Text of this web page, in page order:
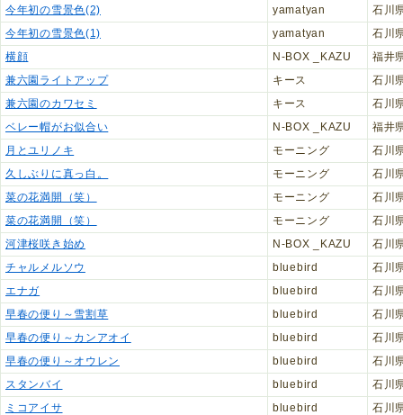
今年初の雪景色(2)
yamatyan
石川
今年初の雪景色(1)
yamatyan
石川
横顔
N-BOX _KAZU
福井
兼六園ライトアップ
キース
石川
兼六園のカワセミ
キース
石川
ベレー帽がお似合い
N-BOX _KAZU
福井
月とユリノキ
モーニング
石川
久しぶりに真っ白。
モーニング
石川
菜の花満開（笑）
モーニング
石川
菜の花満開（笑）
モーニング
石川
河津桜咲き始め
N-BOX _KAZU
石川
チャルメルソウ
bluebird
石川
エナガ
bluebird
石川
早春の便り～雪割草
bluebird
石川
早春の便り～カンアオイ
bluebird
石川
早春の便り～オウレン
bluebird
石川
スタンバイ
bluebird
石川
ミコアイサ
bluebird
石川